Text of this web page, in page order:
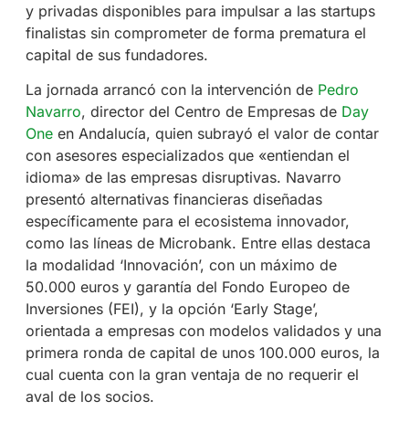
y privadas disponibles para impulsar a las startups
finalistas sin comprometer de forma prematura el
capital de sus fundadores.
La jornada arrancó con la intervención de Pedro
Navarro, director del Centro de Empresas de Day
Oneen Andalucía, quien subrayó el valor de contar
con asesores especializados que «entiendan el
idioma» de las empresas disruptivas. Navarro
presentó alternativas financieras diseñadas
específicamente para el ecosistema innovador,
como las líneas de Microbank. Entre ellas destaca
la modalidad ‘Innovación’, con un máximo de
50.000 euros y garantía del Fondo Europeo de
Inversiones (FEI), y la opción ‘Early Stage’,
orientada a empresas con modelos validados y una
primera ronda de capital de unos 100.000 euros, la
cual cuenta con la gran ventaja de no requerir el
aval de los socios.